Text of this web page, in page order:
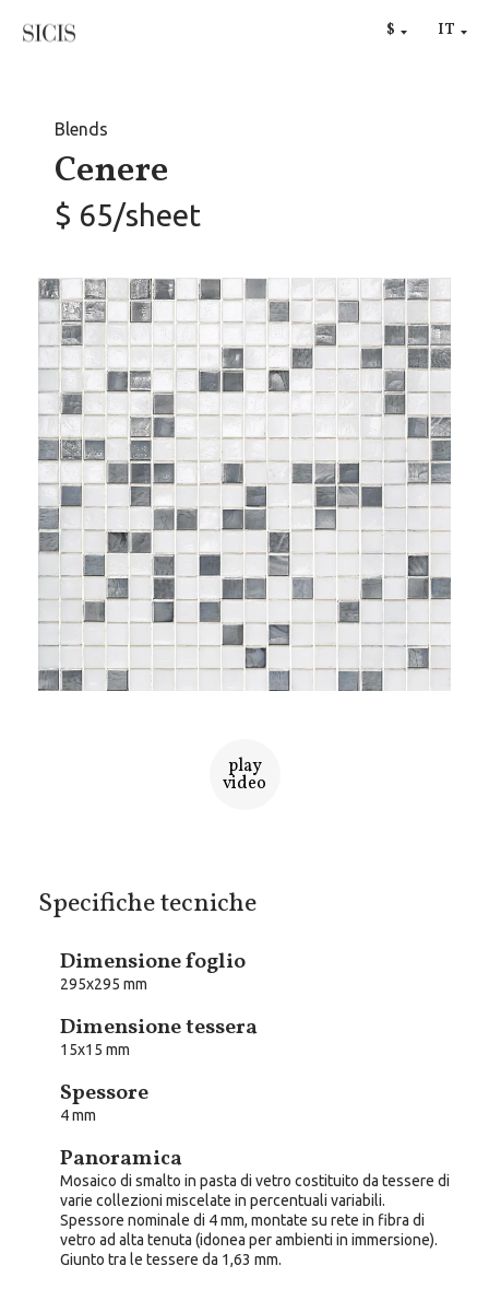
$€ IT
RU
Blends
Cenere
$ 65/sheet
play
video
Specifiche tecniche
Dimensione foglio
295x295 mm
Dimensione tessera
15x15 mm
Spessore
4 mm
Panoramica
Mosaico di smalto in pasta di vetro costituito da tessere di
varie collezioni miscelate in percentuali variabili.
Spessore nominale di 4 mm, montate su rete in fibra di
vetro ad alta tenuta (idonea per ambienti in immersione).
Giunto tra le tessere da 1,63 mm.